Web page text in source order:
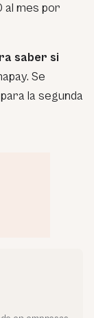
al mes por
saber si
Se
la segunda